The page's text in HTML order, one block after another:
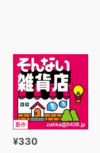
新作
¥330